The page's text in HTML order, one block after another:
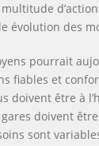
évolution des
pourrait
fiables et
doivent être à
gares doivent
sont